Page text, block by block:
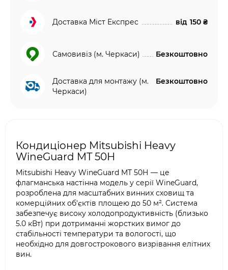
Доставка Міст Експрес від 150 ₴
Самовивіз (м. Черкаси) Безкоштовно
Доставка для монтажу (м.
Черкаси)
Безкоштовно
Кондиціонер Mitsubishi Heavy
WineGuard MT 50Н
Mitsubishi Heavy WineGuard MT 50Н — це
флагманська настінна модель у серії WineGuard,
розроблена для масштабних винних сховищ та
комерційних об'єктів площею до 50 м². Система
забезпечує високу холодопродуктивність (близько
5.0 кВт) при дотриманні жорстких вимог до
стабільності температури та вологості, що
необхідно для довгострокового визрівання елітних
вин.